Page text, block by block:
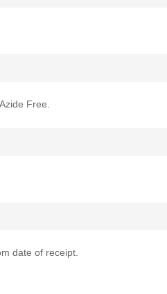
Free.
date of receipt.